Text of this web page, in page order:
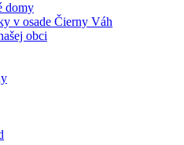
domy
v osade Čierny Váh
obci